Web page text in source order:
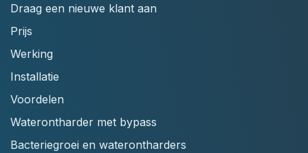
Draag een nieuwe klant aan
Prijs
Werking
Installatie
Voordelen
Waterontharder met bypass
Bacteriegroei en waterontharders